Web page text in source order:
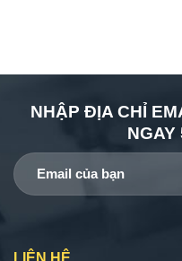
NHẬP ĐỊA CHỈ
NGAY
LIÊN HỆ